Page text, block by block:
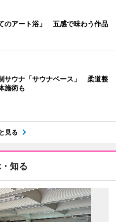
のアート浴」 五感で味わう作品
サウナ「サウナベース」 柔道整
施術も
見る
知る